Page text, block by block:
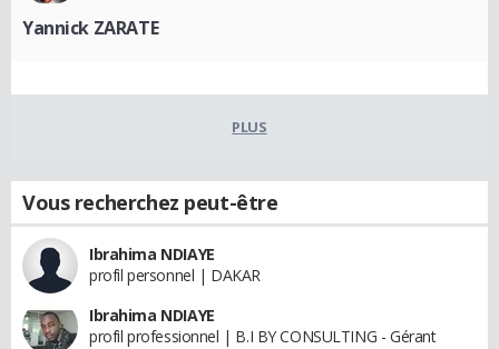
Yannick ZARATE
PLUS
Vous recherchez peut-être
Ibrahima NDIAYE
profil personnel | DAKAR
Ibrahima NDIAYE
profil professionnel | B.I BY CONSULTING - Gérant